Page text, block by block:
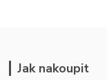
Jak nakoupit